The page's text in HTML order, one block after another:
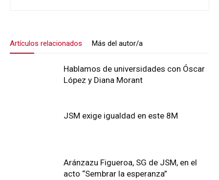
Artículos relacionados Más del autor/a
Hablamos de universidades con Óscar
López y Diana Morant
JSM exige igualdad en este 8M
Aránzazu Figueroa, SG de JSM, en el
acto “Sembrar la esperanza”